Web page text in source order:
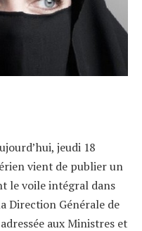
jeudi 18
vient de publier un
le voile intégral dans
Direction Générale de
aux Ministres et